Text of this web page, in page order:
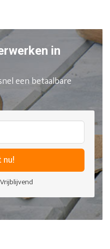
in
een betaalbare